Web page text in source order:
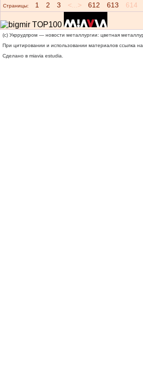
Страницы: 1 2 3 <...> 612 613 614
(c) Укррудпром — новости металлургии: цветная
При цитировании и использовании материалов ссылка на
Сделано в miavia estudia.